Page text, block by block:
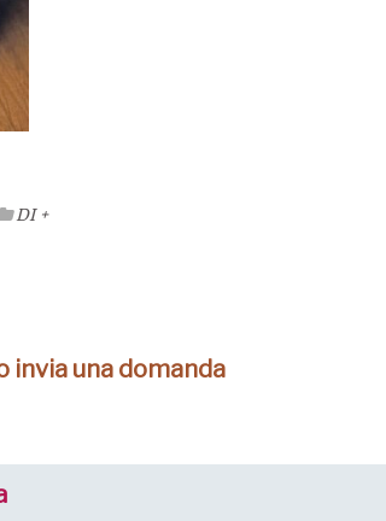
DI +
invia una domanda